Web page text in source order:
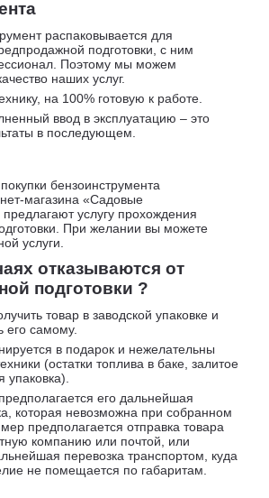
распаковывается для
подготовки, с ним
Поэтому мы можем
наших услуг.
на 100% готовую к работе.
ввод в эксплуатацию – это
в последующем.
бензоинструмента
магазина «Садовые
услугу прохождения
При желании вы можете
услуги.
отказываются от
подготовки ?
товар в заводской упаковке и
его самому.
в подарок и нежелательны
(остатки топлива в баке, залитое
упаковка).
его дальнейшая
которая невозможна при собранном
предполагается отправка товара
компанию или почтой, или
перевозка транспортом, куда
не помещается по габаритам.